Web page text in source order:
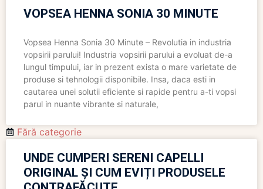
VOPSEA HENNA SONIA 30 MINUTE
Vopsea Henna Sonia 30 Minute – Revolutia in industria
vopsirii parului! Industria vopsirii parului a evoluat de-a
lungul timpului, iar in prezent exista o mare varietate de
produse si tehnologii disponibile. Insa, daca esti in
cautarea unei solutii eficiente si rapide pentru a-ti vopsi
parul in nuante vibrante si naturale,
Fără categorie
UNDE CUMPERI SERENI CAPELLI
ORIGINAL ȘI CUM EVIȚI PRODUSELE